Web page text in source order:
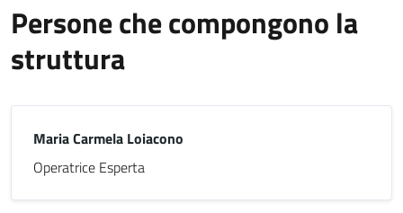
Persone che compongono la
struttura
Maria Carmela Loiacono
Operatrice Esperta